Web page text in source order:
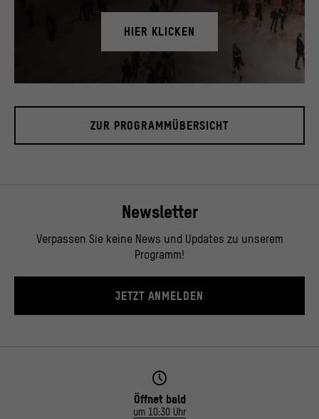
HIER KLICKEN
ZUR PROGRAMMÜBERSICHT
Newsletter
Verpassen Sie keine News und Updates zu unserem
Programm!
JETZT ANMELDEN
Öffnet bald
um 10:30 Uhr